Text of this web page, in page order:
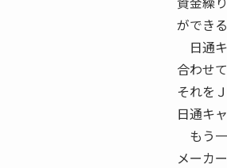
ができる
日通
合わせ
それを
日通キ
もう
メーカ